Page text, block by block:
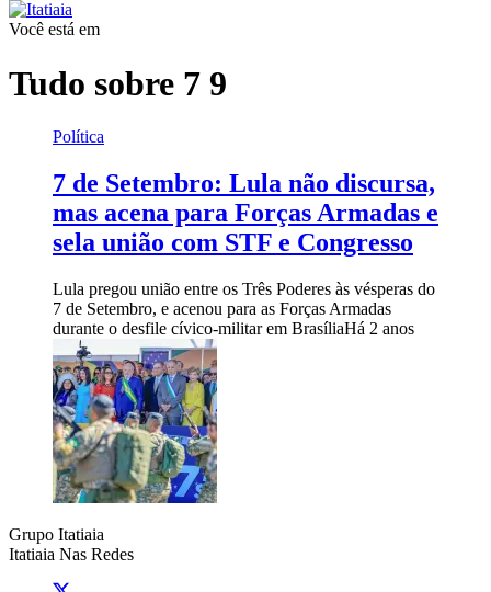
Você está em
Tudo sobre 7 9
Política
7 de Setembro: Lula não discursa,
mas acena para Forças Armadas e
sela união com STF e Congresso
Lula pregou união entre os Três Poderes às vésperas do
7 de Setembro, e acenou para as Forças Armadas
durante o desfile cívico-militar em BrasíliaHá 2 anos
Grupo Itatiaia
Itatiaia Nas Redes